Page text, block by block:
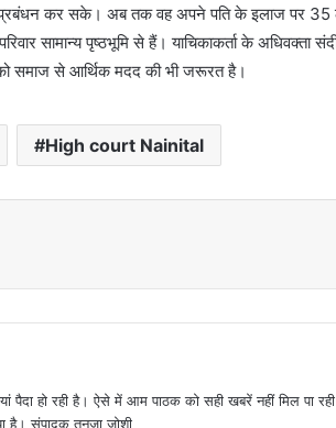
कर सके। अब तक वह अपने पति के इलाज पर
सामान्य पृष्ठभूमि से हैं। याचिकाकर्ता के अधिवक्ता
को समाज से आर्थिक मदद की भी जरूरत है।
High court Nainital
पैदा हो रही है। ऐसे में आम पाठक को सही खबरें नहीं मिल पा
है। संपादक तनुजा जोशी